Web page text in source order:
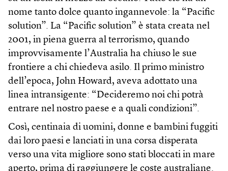
nome tanto dolce quanto ingannevole: la “Pacific
solution”. La “Pacific solution” è stata creata nel
2001, in piena guerra al terrorismo, quando
improvvisamente l’Australia ha chiuso le sue
frontiere a chi chiedeva asilo. Il primo ministro
dell’epoca, John Howard, aveva adottato una
linea intransigente: “Decideremo noi chi potrà
entrare nel nostro paese e a quali condizioni”.
Così, centinaia di uomini, donne e bambini fuggiti
dai loro paesi e lanciati in una corsa disperata
verso una vita migliore sono stati bloccati in mare
aperto, prima di raggiungere le coste australiane.